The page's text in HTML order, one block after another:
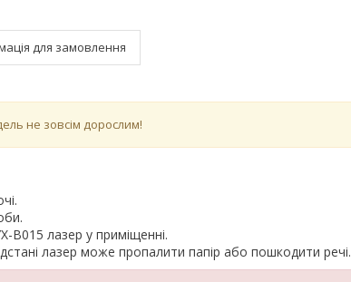
для замовлення
не зовсім дорослим!
B015 лазер у приміщенні.
лазер може пропалити папір або пошкодити речі.